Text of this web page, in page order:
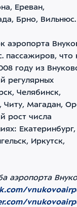
Ереван,
Брно, Вильнюс.
аэропорта
пассажиров, что
году из
регулярных
Челябинск,
Читу, Магадан,
рост числа
Екатеринбург,
Иркутск,
аэропорта